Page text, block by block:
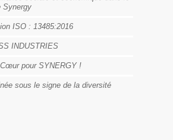
Synergy
ISO : 13485:2016
INDUSTRIES
pour SYNERGY !
sous le signe de la diversité